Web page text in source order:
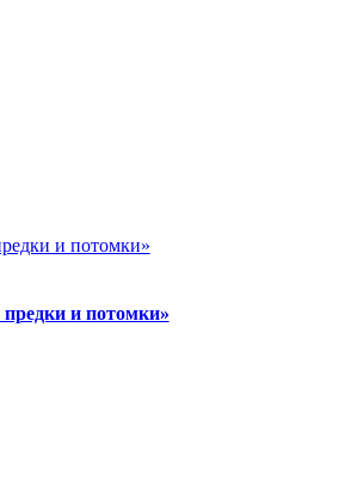
и потомки»
предки и потомки»